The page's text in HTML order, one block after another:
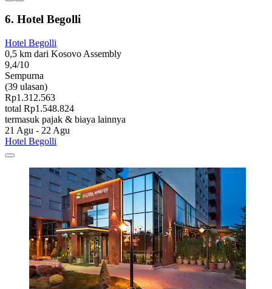
6. Hotel Begolli
Hotel Begolli
0,5 km dari Kosovo Assembly
9,4/10
Sempurna
(39 ulasan)
Rp1.312.563
total Rp1.548.824
termasuk pajak & biaya lainnya
21 Agu - 22 Agu
Hotel Begolli